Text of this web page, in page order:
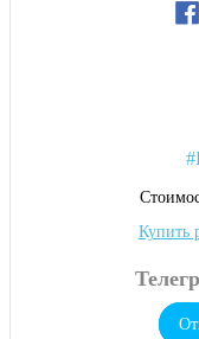
Купить